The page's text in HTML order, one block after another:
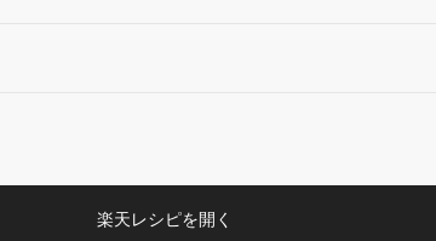
楽天レシピを開く